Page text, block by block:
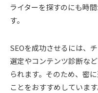
ライターを探すのにも時
す。
SEOを成功させるには、
選定やコンテンツ診断な
られます。そのため、密
ことをおすすめしています